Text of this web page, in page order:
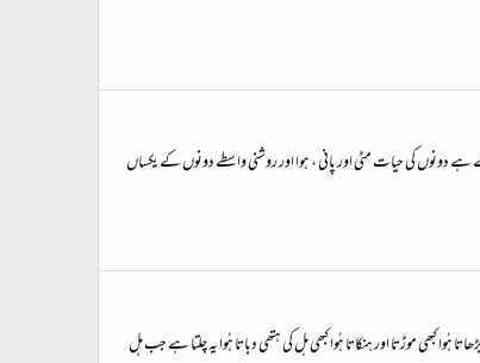
کی حیات مٹی اور پانی ، ہوا اور روشنی واسطے دونوں کے یکساں
کبھی موڑتا اور ہنکاتا ہُوا کبھی ہل کی ہتھی دباتا ہُوا یہ چلتا ہے جب ہل